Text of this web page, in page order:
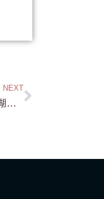
NEXT
おはようございます！・・さて 毎日 琵琶湖桟橋付き・琵琶湖浜付き・物件問い合わせありがとうございます！ でも 今日は 祇園新橋で（笑）